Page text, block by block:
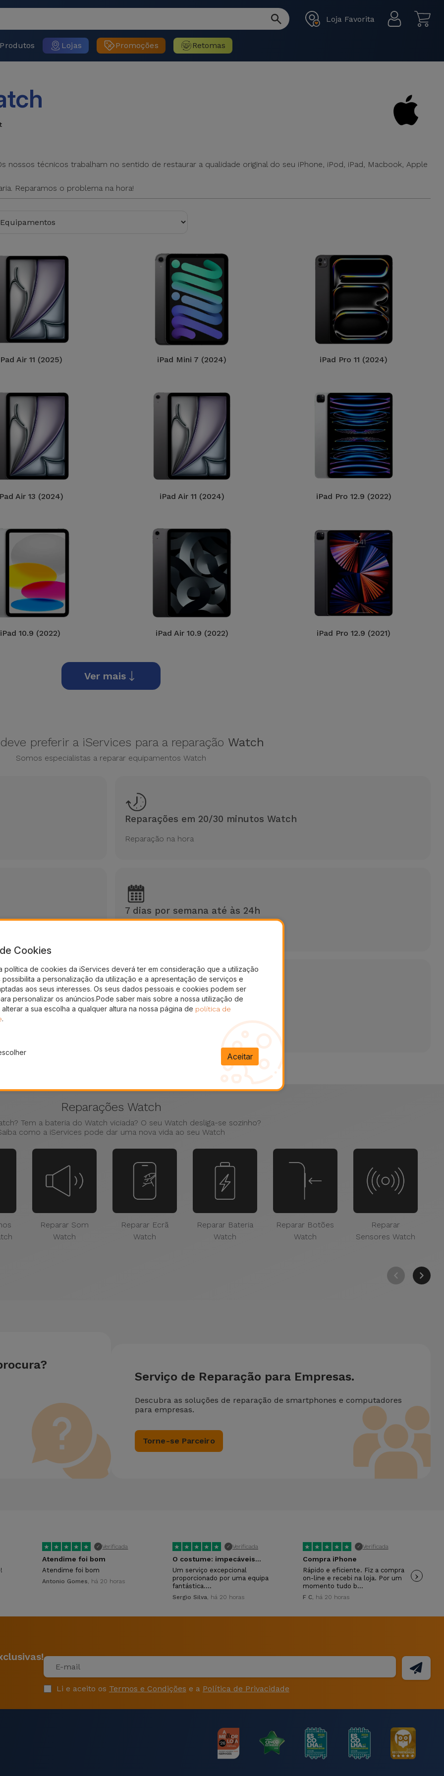
Loja Favorita
Produtos Lojas Promoções Retomas
nossos técnicos trabalham no sentido de restaurar a qualidade original do seu iPhone, iPod, iPad, Macbook, Apple
Reparamos o problema na hora!
Air 11 (2025) iPad Mini 7 (2024) iPad Pro 11 (2024)
Air 13 (2024) iPad Air 11 (2024) iPad Pro 12.9 (2022)
iPad 10.9 (2022) iPad Air 10.9 (2022) iPad Pro 12.9 (2021)
Ver mais
preferir a iServices para a reparação Watch
Somos especialistas a reparar equipamentos Watch
Reparações em 20/30 minutos Watch
Reparação na hora
de Garantia
7 dias por semana até às 24h
Reparações Watch
Tem a bateria do Watch viciada? O seu Watch desliga-se sozinho?
como a iServices pode dar uma nova vida ao seu Watch
Reparar Som
Watch
Reparar Ecrã
Watch
Reparar Bateria
Watch
Reparar Botões
Watch
Reparar
Sensores Watch
Serviço de Reparação para Empresas.
Descubra as soluções de reparação de smartphones e computadores
para empresas.
Torne-se Parceiro
★ ★ ★ ★ ★ ✓ Verificada
Atendime foi bom
Atendime foi bom
Antonio Gomes, há 20 horas
★ ★ ★ ★ ★ ✓ Verificada
O costume: impecáveis...
Um serviço excepcional
proporcionado por uma equipa
fantástica.…
Sergio Silva, há 20 horas
★ ★ ★ ★ ★ ✓ Verificada
Compra iPhone
Rápido e eficiente. Fiz a compra
on-line e recebi na loja. Por um
momento tudo b…
F C, há 20 horas
›
Li e aceito os Termos e Condições e a Política de Privacidade
Cookies
política de cookies da iServices deverá ter em consideração que a utilização
a personalização da utilização e a apresentação de serviços e
aos seus interesses. Os seus dados pessoais e cookies podem ser
personalizar os anúncios.Pode saber mais sobre a nossa utilização de
a sua escolha a qualquer altura na nossa página de política de
.
Aceitar